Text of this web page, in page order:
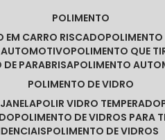
POLIMENTO
EM CARRO RISCADO
AUTOMOTIVO POLIMENTO QUE
DE PARABRISA POLIMENTO
POLIMENTO DE VIDRO
POLIR VIDRO TEMPERADO
POLIMENTO DE VIDROS PARA
POLIMENTO DE VIDROS